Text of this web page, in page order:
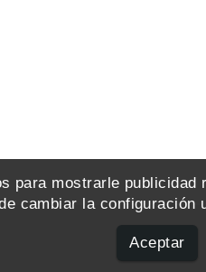
para mostrarle
cambiar la configuración
Aceptar